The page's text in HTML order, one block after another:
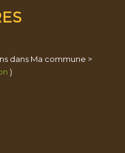
dans Ma commune >
)